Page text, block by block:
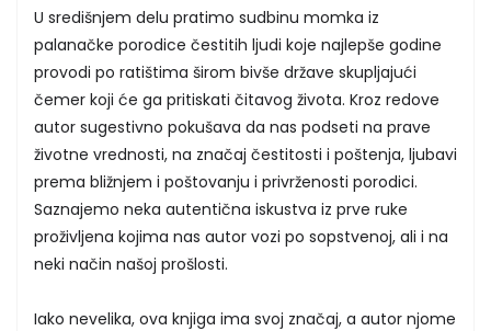
U središnjem delu pratimo sudbinu momka iz
palanačke porodice čestitih ljudi koje najlepše godine
provodi po ratištima širom bivše države skupljajući
čemer koji će ga pritiskati čitavog života. Kroz redove
autor sugestivno pokušava da nas podseti na prave
životne vrednosti, na značaj čestitosti i poštenja, ljubavi
prema bližnjem i poštovanju i privrženosti porodici.
Saznajemo neka autentična iskustva iz prve ruke
proživljena kojima nas autor vozi po sopstvenoj, ali i na
neki način našoj prošlosti.
Iako nevelika, ova knjiga ima svoj značaj, a autor njome